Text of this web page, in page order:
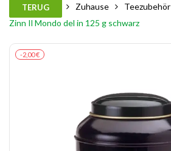
TERUG Zuhause Teezubehör
Zinn Il Mondo del in 125 g schwarz
-2,00 €